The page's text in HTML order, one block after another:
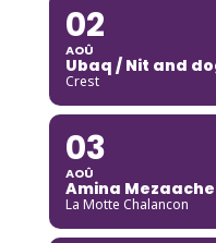
02
AOÛ
Ubaq / Nit and
Crest
03
AOÛ
Amina
La Motte Chalancon